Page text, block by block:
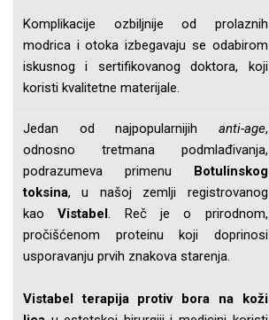
Komplikacije ozbiljnije od prolaznih
modrica i otoka izbegavaju se odabirom
iskusnog i sertifikovanog doktora, koji
koristi kvalitetne materijale.
Jedan od najpopularnijih anti-age,
odnosno tretmana podmlađivanja,
podrazumeva primenu Botulinskog
toksina, u našoj zemlji registrovanog
kaoVistabel. Reč je o prirodnom,
pročišćenom proteinu koji doprinosi
usporavanju prvih znakova starenja.
Vistabel terapija protiv bora na koži